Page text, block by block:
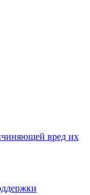
вред их